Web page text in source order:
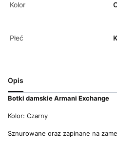
Kolor
Płeć
Opis
Botki damskie Armani Exchange
Kolor: Czarny
Sznurowane oraz zapinane na